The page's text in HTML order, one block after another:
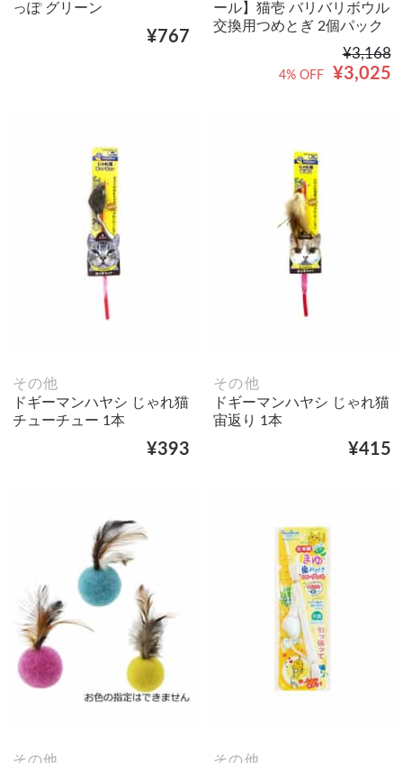
っぽ グリーン
¥767
ール】猫壱 バリバリボウル
交換用つめとぎ 2個パック
¥3,168
¥3,025
4% OFF
その他
ドギーマンハヤシ じゃれ猫
チューチュー 1本
¥393
その他
ドギーマンハヤシ じゃれ猫
宙返り 1本
¥415
その他 その他